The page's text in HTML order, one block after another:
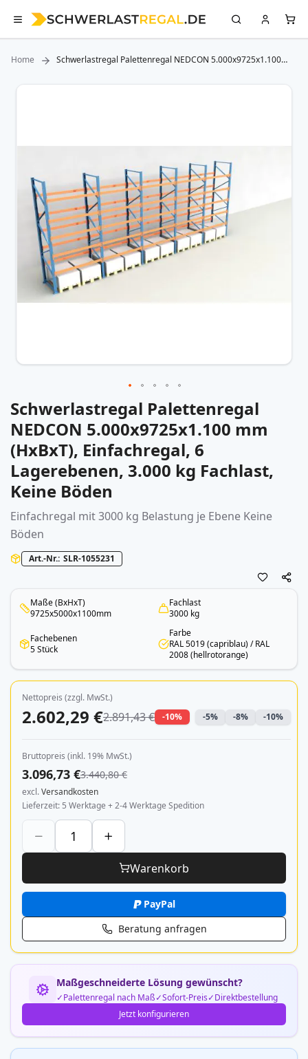
Home
Schwerlastregal Palettenregal NEDCON 5.000x9725x1.100
Zum
Zum
Anfang
der
Bildergalerie
springen
Schwerlastregal Palettenregal
NEDCON 5.000x9725x1.100 mm
(HxBxT), Einfachregal, 6
Lagerebenen, 3.000 kg Fachlast,
Keine Böden
Einfachregal mit 3000 kg Belastung je Ebene Keine
Böden
Art.-Nr. SLR-1055231
Maße (BxHxT)
9725x5000x1100mm
Fachlast
3000 kg
Fachebenen
5 Stück
Farbe
RAL 5019 (capriblau) / RAL
2008 (hellrotorange)
Nettopreis (zzgl. MwSt.)
2.602,29 €2.891,43 € -10% -5% -8% -10%
Bruttopreis (inkl. 19% MwSt.)
3.096,73 €3.440,80 €
excl.Versandkosten
Lieferzeit 5 Werktage + 2-4 Werktage Spedition
Warenkorb
PayPal
Beratung anfragen
Maßgeschneiderte Lösung gewünscht?
Palettenregal nach Maß Sofort-Preis
Direktbestellung
Jetzt konfigurieren